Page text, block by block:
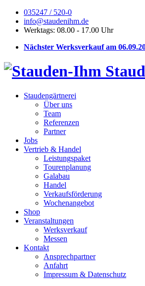
035247 / 520-0
info@staudenihm.de
Werktags: 08.00 - 17.00 Uhr
Nächster Werksverkauf am
Staudengärtnerei
Über uns
Team
Referenzen
Partner
Jobs
Vertrieb & Handel
Leistungspaket
Tourenplanung
Galabau
Handel
Verkaufsförderung
Wochenangebot
Shop
Veranstaltungen
Werksverkauf
Messen
Kontakt
Ansprechpartner
Anfahrt
Impressum & Datenschutz